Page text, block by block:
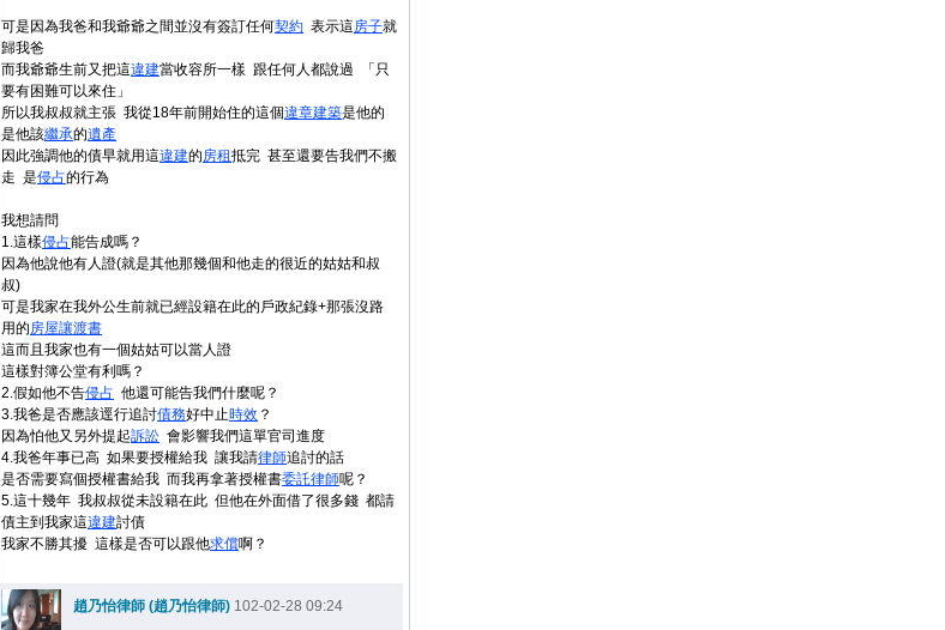
可是因為我爸和我爺爺之間並沒有簽訂任何契約 表示這房子就
歸我爸
而我爺爺生前又把這違建當收容所一樣 跟任何人都說過 「只
要有困難可以來住」
所以我叔叔就主張 我從18年前開始住的這個違章建築是他的
是他該繼承的遺產
因此強調他的債早就用這違建的房租抵完 甚至還要告我們不搬
走 是侵占的行為
我想請問
1.這樣侵占能告成嗎？
因為他說他有人證(就是其他那幾個和他走的很近的姑姑和叔
叔)
可是我家在我外公生前就已經設籍在此的戶政紀錄+那張沒路
用的房屋讓渡書
這而且我家也有一個姑姑可以當人證
這樣對簿公堂有利嗎？
2.假如他不告侵占 他還可能告我們什麼呢？
3.我爸是否應該逕行追討債務好中止時效 ？
因為怕他又另外提起訴訟 會影響我們這單官司進度
4.我爸年事已高 如果要授權給我 讓我請律師追討的話
是否需要寫個授權書給我 而我再拿著授權書委託律師呢？
5.這十幾年 我叔叔從未設籍在此 但他在外面借了很多錢 都請
債主到我家這違建討債
我家不勝其擾 這樣是否可以跟他求償啊？
趙乃怡律師 (趙乃怡律師) 102-02-28 09:24